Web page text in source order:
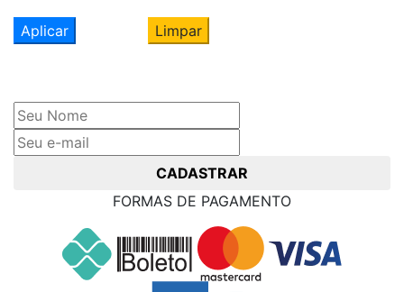
Aplicar Limpar
CADASTRAR
FORMAS DE PAGAMENTO